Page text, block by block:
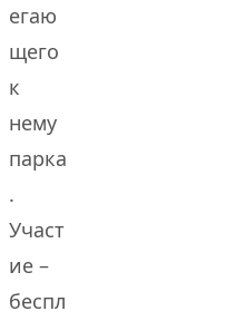
егаю
щего
к
нему
парка
.
Участ
ие –
беспл